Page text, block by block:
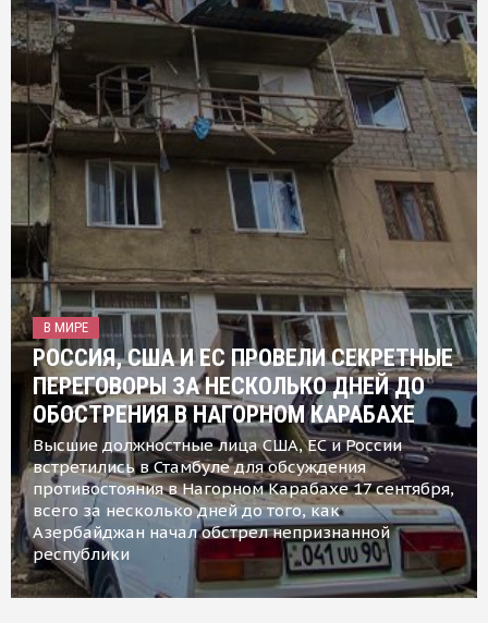
В МИРЕ
РОССИЯ, США И ЕС ПРОВЕЛИ СЕКРЕТНЫЕ
ПЕРЕГОВОРЫ ЗА НЕСКОЛЬКО ДНЕЙ ДО
ОБОСТРЕНИЯ В НАГОРНОМ КАРАБАХЕ
Высшие должностные лица США, ЕС и России
встретились в Стамбуле для обсуждения
противостояния в Нагорном Карабахе 17 сентября,
всего за несколько дней до того, как
Азербайджан начал обстрел непризнанной
республики